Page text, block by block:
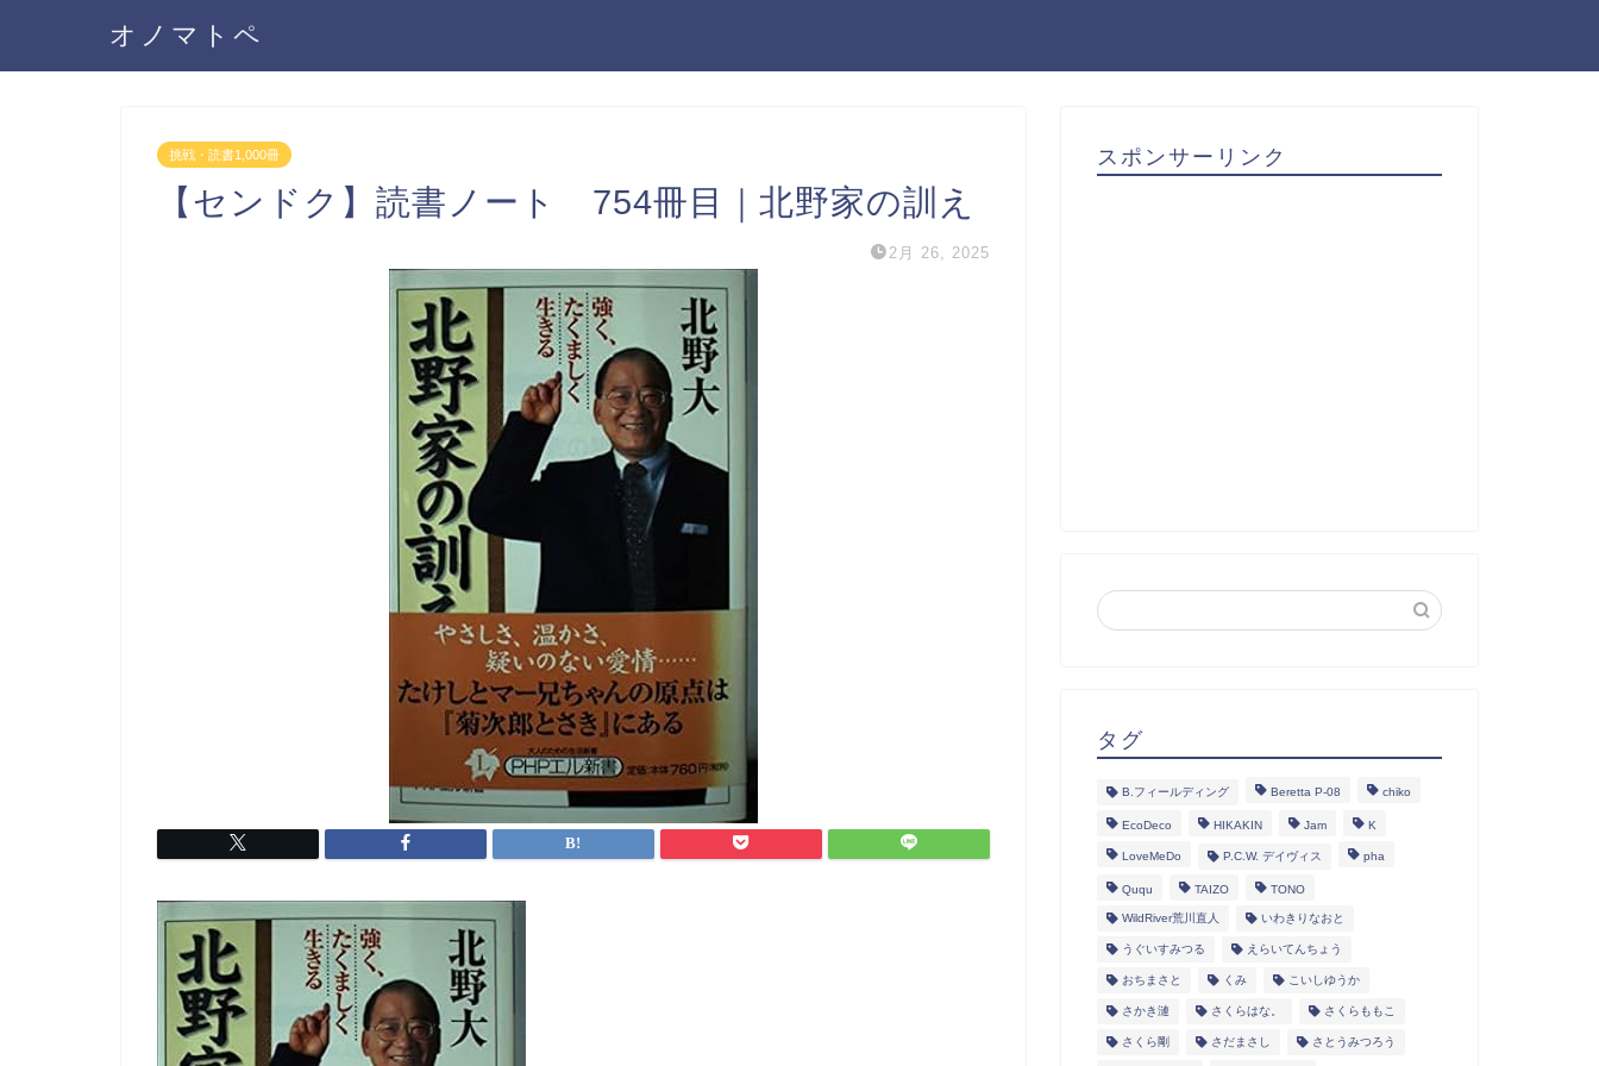
オノマトペ
挑戦・読書1,000冊
【センドク】読書ノート 754冊目｜北野家の訓え
2月 26, 2025
スポンサーリンク
タグ
B.フィールディング Beretta P-08 chiko
EcoDeco HIKAKIN Jam K
LoveMeDo P.C.W. デイヴィス pha
Ququ TAIZO TONO
WildRiver荒川直人 いわきりなおと
うぐいすみつる えらいてんちょう
おちまさと くみ こいしゆうか
さかき漣 さくらはな。 さくらももこ
さくら剛 さだまさし さとうみつろう